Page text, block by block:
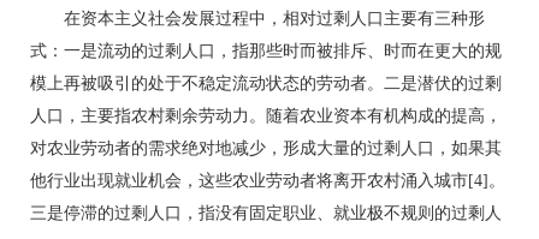
在资本主义社会发展过程中，相对过剩人口主要有三种形
式：一是流动的过剩人口，指那些时而被排斥、时而在更大的规
模上再被吸引的处于不稳定流动状态的劳动者。二是潜伏的过剩
人口，主要指农村剩余劳动力。随着农业资本有机构成的提高，
对农业劳动者的需求绝对地减少，形成大量的过剩人口，如果其
他行业出现就业机会，这些农业劳动者将离开农村涌入城市[4]。
三是停滞的过剩人口，指没有固定职业、就业极不规则的过剩人